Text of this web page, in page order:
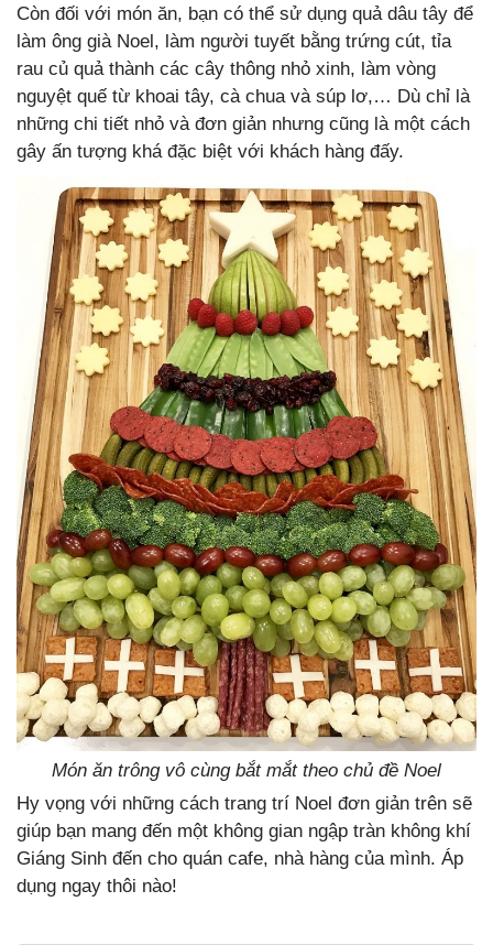
Còn đối với món ăn, bạn có thể sử dụng quả dâu tây để
làm ông già Noel, làm người tuyết bằng trứng cút, tỉa
rau củ quả thành các cây thông nhỏ xinh, làm vòng
nguyệt quế từ khoai tây, cà chua và súp lơ,… Dù chỉ là
những chi tiết nhỏ và đơn giản nhưng cũng là một cách
gây ấn tượng khá đặc biệt với khách hàng đấy.
Món ăn trông vô cùng bắt mắt theo chủ đề Noel
Hy vọng với những cách trang trí Noel đơn giản trên sẽ
giúp bạn mang đến một không gian ngập tràn không khí
Giáng Sinh đến cho quán cafe, nhà hàng của mình. Áp
dụng ngay thôi nào!